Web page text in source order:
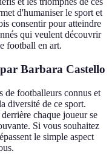
d'humaniser le sport et
consentir pour atteindre
qui veulent découvrir
football en art.
Barbara Castello
de footballeurs connus et
diversité de ce sport.
chaque joueur se
Si vous souhaitez
le simple aspect